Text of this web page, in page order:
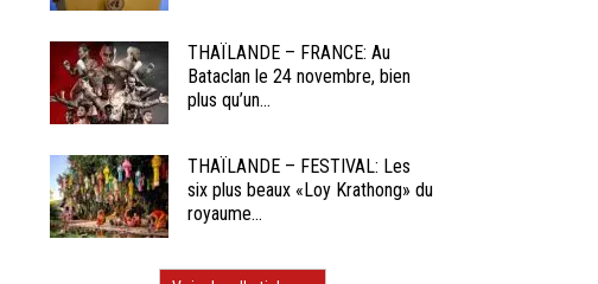
THAÏLANDE – FRANCE: Au
Bataclan le 24 novembre, bien
plus qu’un...
THAÏLANDE – FESTIVAL: Les
six plus beaux «Loy Krathong» du
royaume...